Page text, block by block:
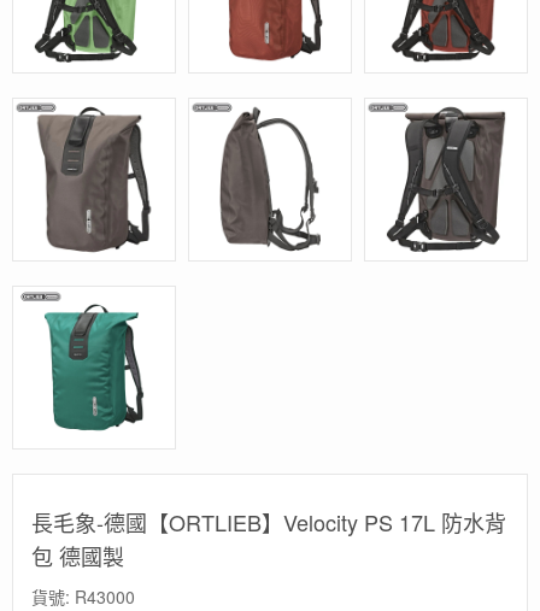
長毛象-德國【ORTLIEB】Velocity PS 17L 防水背
包 德國製
貨號: R43000